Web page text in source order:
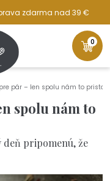
zdarma nad 39 €
0
pár – len spolu nám to
spolu nám to
deň pripomenú, že